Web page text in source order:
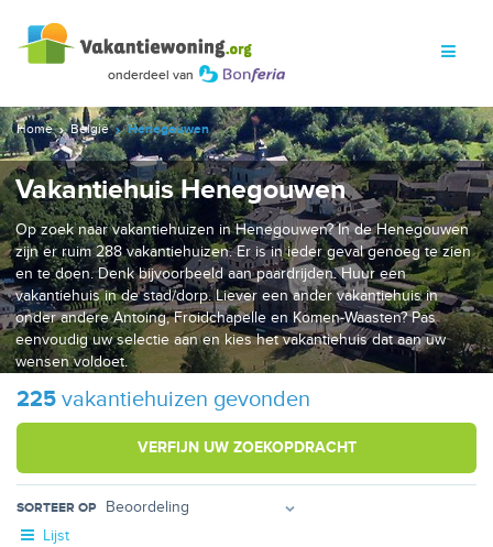
Home België Henegouwen
Vakantiehuis Henegouwen
Op zoek naar vakantiehuizen in Henegouwen? In de Henegouwen
zijn er ruim 288 vakantiehuizen. Er is in ieder geval genoeg te zien
en te doen. Denk bijvoorbeeld aan paardrijden. Huur een
vakantiehuis in de stad/dorp. Liever een ander vakantiehuis in
onder andere Antoing, Froidchapelle en Komen-Waasten? Pas
eenvoudig uw selectie aan en kies het vakantiehuis dat aan uw
wensen voldoet.
225 vakantiehuizen gevonden
VERFIJN UW ZOEKOPDRACHT
SORTEER OP
Lijst